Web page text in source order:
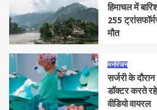
हिमाचल में
255
मौत
मनोरंजन
सर्जरी के
डॉक्टर करते
वीडियो वायरल